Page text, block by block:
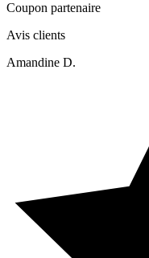
Coupon partenaire
Avis clients
Amandine D.